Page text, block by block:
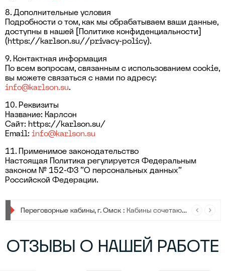
8. Дополнительные условия
Подробности о том, как мы обрабатываем ваши данные,
доступны в нашей [Политике конфиденциальности]
(https://karlson.su//privacy-policy).
9. Контактная информация
По всем вопросам, связанным с использованием cookie,
вы можете связаться с нами по адресу:
info@karlson.su.
10. Реквизиты
Название: Карлсон
Сайт: https://karlson.su/
Email: info@karlson.su
11. Применимое законодательство
Настоящая Политика регулируется Федеральным
законом № 152-ФЗ "О персональных данных"
Российской Федерации.
Урны для мусора :Урны для мусора — стильные, прочные и удобные, чтобы сделать сортировку отходов проще и привлекательнее в любом пространстве.
Переговорные кабины, г. Омск : Кабины сочетают в себе современный дизайн, передовые технологии и максимальную функциональность.
ОТЗЫВЫ О НАШЕЙ РАБОТЕ